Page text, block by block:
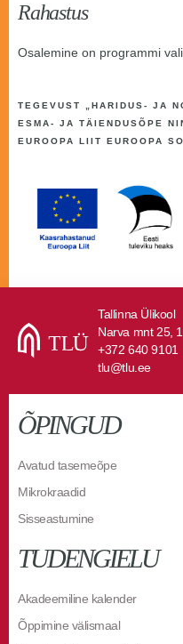
Rahastus
Osalemine on programmi
TEGEVUST „HARIDUS- JA
ESMA- JA TÄIENDUSÕPE
EUROOPA LIIT EUROOPA
Tallinna Ülikool
Narva mnt 25,
+372 640 9101
tlu@tlu.ee
ÕPINGUD
Avatud tasemeõpe
Mikrokraadid
Sisseastumine
TUDENGIELU
Akadeemiline kalender
Õppimine välismaal